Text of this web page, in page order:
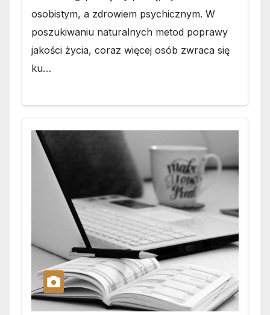
osobistym, a zdrowiem psychicznym. W
poszukiwaniu naturalnych metod poprawy
jakości życia, coraz więcej osób zwraca się
ku…